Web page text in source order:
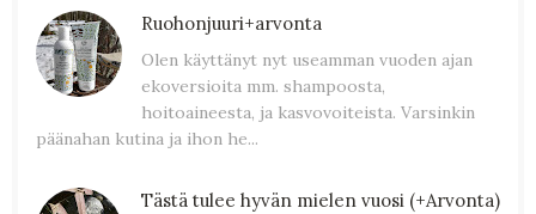
Ruohonjuuri+arvonta
Olen käyttänyt nyt useamman vuoden ajan
ekoversioita mm. shampoosta,
hoitoaineesta, ja kasvovoiteista. Varsinkin
päänahan kutina ja ihon he...
Tästä tulee hyvän mielen vuosi (+Arvonta)